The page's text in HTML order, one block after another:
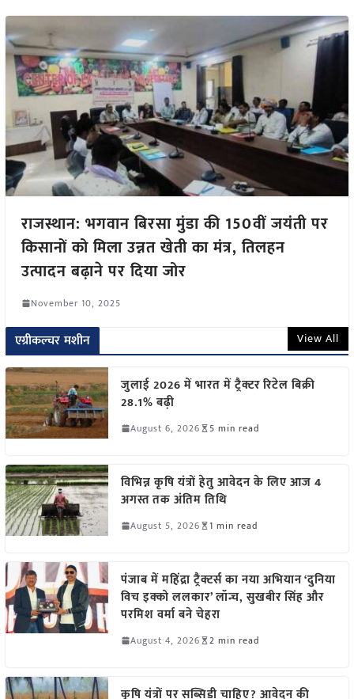
राजस्थान: भगवान बिरसा मुंडा की 150वीं जयंती पर
किसानों को मिला उन्नत खेती का मंत्र, तिलहन
उत्पादन बढ़ाने पर दिया जोर
November 10, 2025
एग्रीकल्चर मशीन View All
जुलाई 2026 में भारत में ट्रैक्टर रिटेल बिक्री
28.1% बढ़ी
August 6, 2026 5 min read
विभिन्न कृषि यंत्रों हेतु आवेदन के लिए आज 4
अगस्त तक अंतिम तिथि
August 5, 2026 1 min read
पंजाब में महिंद्रा ट्रैक्टर्स का नया अभियान ‘दुनिया
विच इक्को ललकार’ लॉन्च, सुखबीर सिंह और
परमिश वर्मा बने चेहरा
August 4, 2026 2 min read
कृषि यंत्रों पर सब्सिडी चाहिए? आवेदन की